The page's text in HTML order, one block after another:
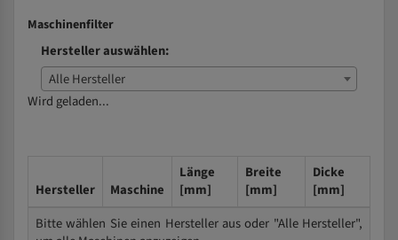
Maschinenfilter
Hersteller auswählen:
Alle Hersteller
Wird geladen...
Hersteller Maschine
Länge
[mm]
Breite
[mm]
Dicke
[mm]
Bitte wählen Sie einen Hersteller aus oder "Alle Hersteller",